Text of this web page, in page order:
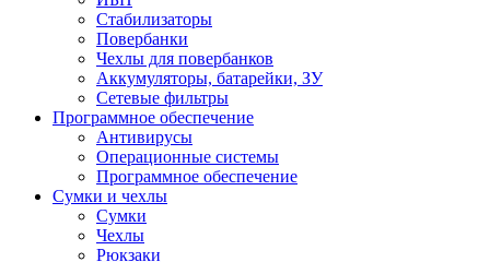
Стабилизаторы
Повербанки
Чехлы для повербанков
Аккумуляторы, батарейки, ЗУ
Сетевые фильтры
Программное обеспечение
Антивирусы
Операционные системы
Программное обеспечение
Сумки и чехлы
Сумки
Чехлы
Рюкзаки